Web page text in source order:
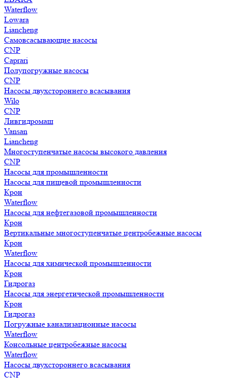
Waterflow
Lowara
Liancheng
Самовсасывающие насосы
CNP
Caprari
Полупогружные насосы
CNP
Насосы двухстороннего всасывания
Wilo
CNP
Ливгидромаш
Vansan
Liancheng
Многоступенчатые насосы высокого давления
CNP
Насосы для промышленности
Насосы для пищевой промышленности
Крон
Waterflow
Насосы для нефтегазовой промышленности
Крон
Вертикальные многоступенчатые центробежные насосы
Крон
Waterflow
Насосы для химической промышленности
Крон
Гидрогаз
Насосы для энергетической промышленности
Крон
Гидрогаз
Погружные канализационные насосы
Waterflow
Консольные центробежные насосы
Waterflow
Насосы двухстороннего всасывания
CNP